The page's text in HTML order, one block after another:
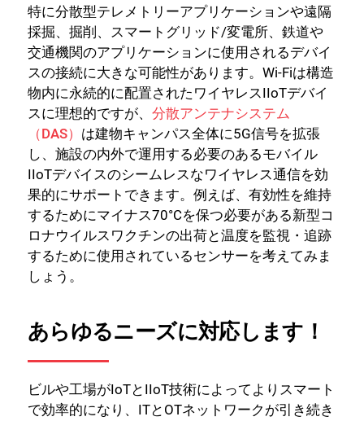
特に分散型テレメトリーアプリケーションや遠隔
採掘、掘削、スマートグリッド/変電所、鉄道や
交通機関のアプリケーションに使用されるデバイ
スの接続に大きな可能性があります。Wi-Fiは構造
物内に永続的に配置されたワイヤレスIIoTデバイ
スに理想的ですが、 分散アンテナシステム
（DAS） は建物キャンパス全体に5G信号を拡張
し、施設の内外で運用する必要のあるモバイル
IIoTデバイスのシームレスなワイヤレス通信を効
果的にサポートできます。例えば、有効性を維持
するためにマイナス70°Cを保つ必要がある新型コ
ロナウイルスワクチンの出荷と温度を監視・追跡
するために使用されているセンサーを考えてみま
しょう。
あらゆるニーズに対応します！
ビルや工場がIoTとIIoT技術によってよりスマート
で効率的になり、ITとOTネットワークが引き続き